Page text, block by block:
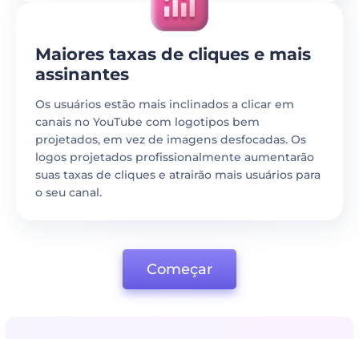
Maiores taxas de cliques e mais
assinantes
Os usuários estão mais inclinados a clicar em
canais no YouTube com logotipos bem
projetados, em vez de imagens desfocadas. Os
logos projetados profissionalmente aumentarão
suas taxas de cliques e atrairão mais usuários para
o seu canal.
Começar